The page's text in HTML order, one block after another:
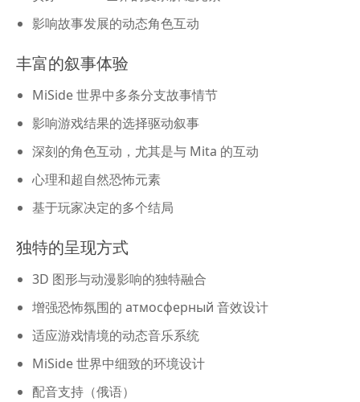
影响故事发展的动态角色互动
丰富的叙事体验
MiSide 世界中多条分支故事情节
影响游戏结果的选择驱动叙事
深刻的角色互动，尤其是与 Mita 的互动
心理和超自然恐怖元素
基于玩家决定的多个结局
独特的呈现方式
3D 图形与动漫影响的独特融合
增强恐怖氛围的 атмосферный 音效设计
适应游戏情境的动态音乐系统
MiSide 世界中细致的环境设计
配音支持（俄语）